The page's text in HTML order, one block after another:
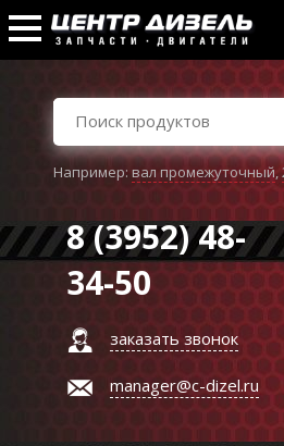
Например:вал промежуточный,
8 (3952) 48-
34-50
заказать звонок
manager@c-dizel.ru